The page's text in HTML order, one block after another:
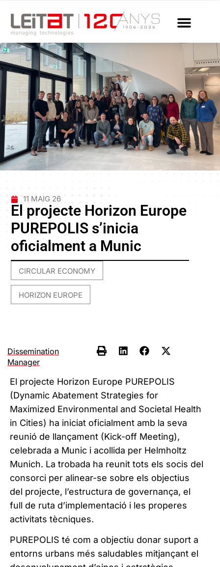
11 MAIG 26
El projecte Horizon Europe
PUREPOLIS s’inicia
oficialment a Munic
CIRCULAR ECONOMY
HORIZON EUROPE
Dissemination
Manager
El projecte Horizon Europe PUREPOLIS
(Dynamic Abatement Strategies for
Maximized Environmental and Societal Health
in Cities) ha iniciat oficialment amb la seva
reunió de llançament (Kick-off Meeting),
celebrada a Munic i acollida per Helmholtz
Munich. La trobada ha reunit tots els socis del
consorci per alinear-se sobre els objectius
del projecte, l’estructura de governança, el
full de ruta d’implementació i les properes
activitats tècniques.
PUREPOLIS té com a objectiu donar suport a
entorns urbans més saludables mitjançant el